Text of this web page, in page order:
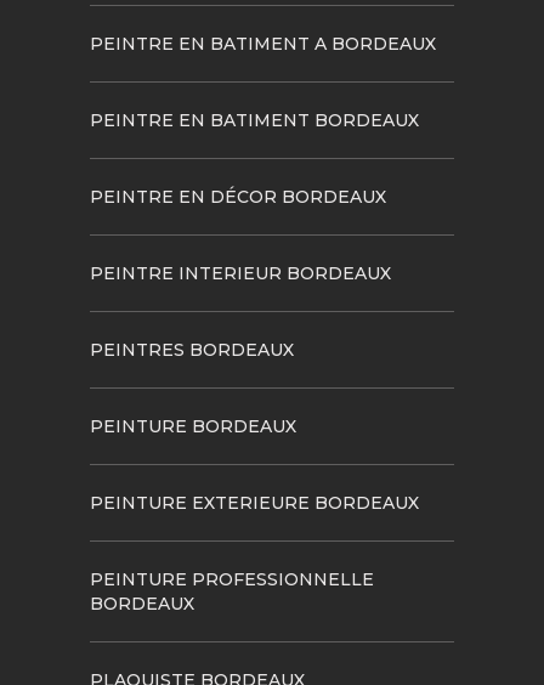
PEINTRE EN BATIMENT A BORDEAUX
PEINTRE EN BATIMENT BORDEAUX
PEINTRE EN DÉCOR BORDEAUX
PEINTRE INTERIEUR BORDEAUX
PEINTRES BORDEAUX
PEINTURE BORDEAUX
PEINTURE EXTERIEURE BORDEAUX
PEINTURE PROFESSIONNELLE
BORDEAUX
PLAQUISTE BORDEAUX